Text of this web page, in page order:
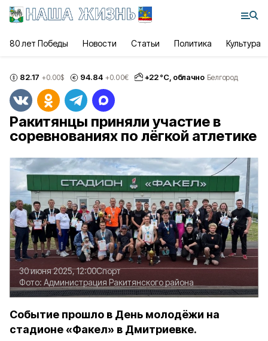
80 лет Победы Новости Статьи Политика Культура
82.17 +0.00$ 94.84 +0.00€ +22°С, облачно Белгород
Ракитянцы приняли участие в
соревнованиях по лёгкой атлетике
30 июня 2025, 12:00Спорт
Фото: Администрация Ракитянского района
Событие прошло в День молодёжи на
стадионе «Факел» в Дмитриевке.